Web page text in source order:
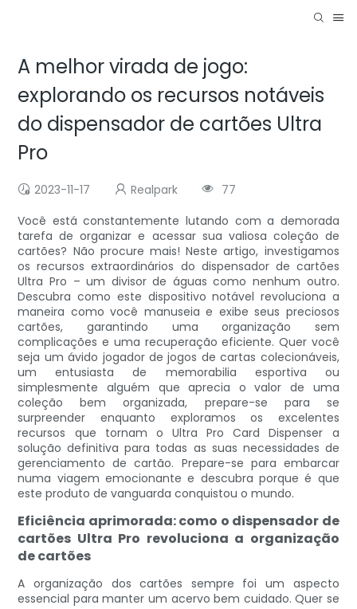
A melhor virada de jogo:
explorando os recursos notáveis ​​
do dispensador de cartões Ultra
Pro
2023-11-17 Realpark
77
Você está constantemente lutando com a demorada
tarefa de organizar e acessar sua valiosa coleção de
cartões? Não procure mais! Neste artigo, investigamos
os recursos extraordinários do dispensador de cartões
Ultra Pro – um divisor de águas como nenhum outro.
Descubra como este dispositivo notável revoluciona a
maneira como você manuseia e exibe seus preciosos
cartões, garantindo uma organização sem
complicações e uma recuperação eficiente. Quer você
seja um ávido jogador de jogos de cartas colecionáveis,
um entusiasta de memorabilia esportiva ou
simplesmente alguém que aprecia o valor de uma
coleção bem organizada, prepare-se para se
surpreender enquanto exploramos os excelentes
recursos que tornam o Ultra Pro Card Dispenser a
solução definitiva para todas as suas necessidades de
gerenciamento de cartão. Prepare-se para embarcar
numa viagem emocionante e descubra porque é que
este produto de vanguarda conquistou o mundo.
Eficiência aprimorada: como o dispensador de
cartões Ultra Pro revoluciona a organização
de cartões
A organização dos cartões sempre foi um aspecto
essencial para manter um acervo bem cuidado. Quer se